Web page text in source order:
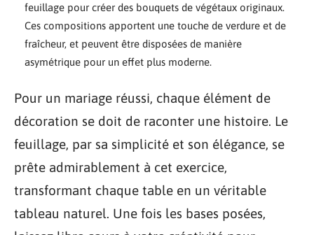
feuillage pour créer des bouquets de végétaux originaux.
Ces compositions apportent une touche de verdure et de
fraîcheur, et peuvent être disposées de manière
asymétrique pour un effet plus moderne.
Pour un mariage réussi, chaque élément de
décoration se doit de raconter une histoire. Le
feuillage, par sa simplicité et son élégance, se
prête admirablement à cet exercice,
transformant chaque table en un véritable
tableau naturel. Une fois les bases posées,